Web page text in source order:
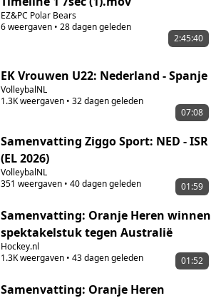
EZ&PC Polar Bears
6weergaven • 28 dagen geleden
2:45:40
EK Vrouwen U22: Nederland - Spanje
VolleybalNL
1.3Kweergaven • 32 dagen geleden
07:08
Samenvatting Ziggo Sport: NED - ISR
(EL 2026)
VolleybalNL
351 weergaven • 40 dagen geleden 01:59
Samenvatting: Oranje Heren winnen
spektakelstuk tegen Australië
Hockey.nl
1.3Kweergaven • 43 dagen geleden 01:52
Samenvatting: Oranje Heren